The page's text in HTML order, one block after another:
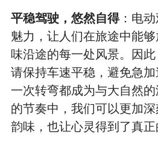
平稳驾驶，悠然自得：电
魅力，让人们在旅途中能
味沿途的每一处风景。因此
请保持车速平稳，避免急
一次转弯都成为与大自然
的节奏中，我们可以更加
韵味，也让心灵得到了真正